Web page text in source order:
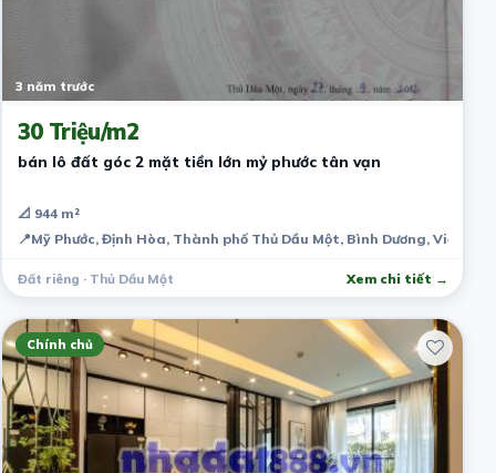
3 năm trước
30 Triệu/m2
bán lô đất góc 2 mặt tiền lớn mỷ phước tân vạn
📐 944 m²
📍Mỹ Phước, Định Hòa, Thành phố Thủ Dầu Một, Bình Dương, Việt
Đất riêng · Thủ Dầu Một Xem chi tiết →
Chính chủ